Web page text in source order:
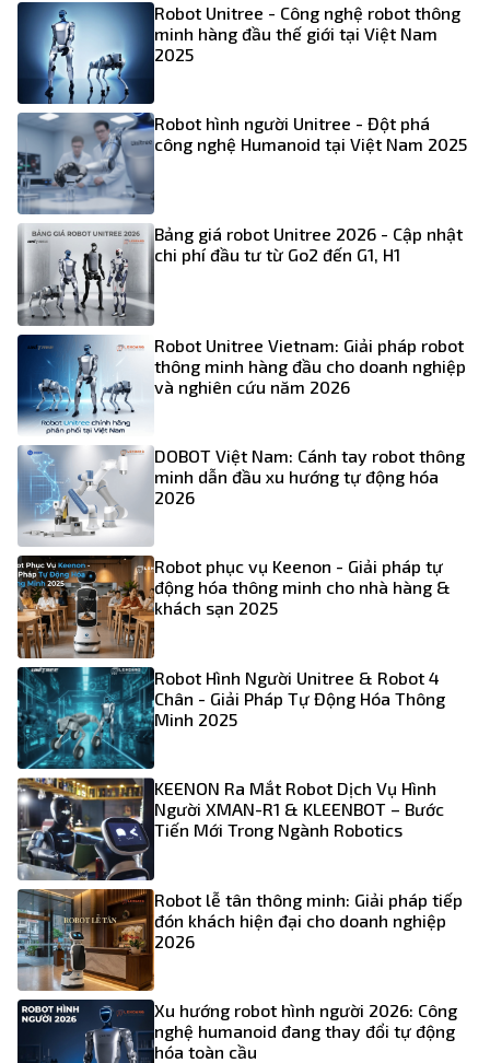
Robot Unitree - Công nghệ robot thông
minh hàng đầu thế giới tại Việt Nam
2025
Robot hình người Unitree - Đột phá
công nghệ Humanoid tại Việt Nam 2025
Bảng giá robot Unitree 2026 - Cập nhật
chi phí đầu tư từ Go2 đến G1, H1
Robot Unitree Vietnam: Giải pháp robot
thông minh hàng đầu cho doanh nghiệp
và nghiên cứu năm 2026
DOBOT Việt Nam: Cánh tay robot thông
minh dẫn đầu xu hướng tự động hóa
2026
Robot phục vụ Keenon - Giải pháp tự
động hóa thông minh cho nhà hàng &
khách sạn 2025
Robot Hình Người Unitree & Robot 4
Chân - Giải Pháp Tự Động Hóa Thông
Minh 2025
KEENON Ra Mắt Robot Dịch Vụ Hình
Người XMAN-R1 & KLEENBOT – Bước
Tiến Mới Trong Ngành Robotics
Robot lễ tân thông minh: Giải pháp tiếp
đón khách hiện đại cho doanh nghiệp
2026
Xu hướng robot hình người 2026: Công
nghệ humanoid đang thay đổi tự động
hóa toàn cầu